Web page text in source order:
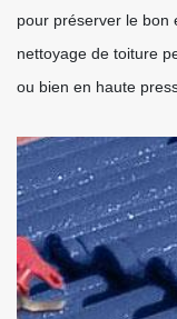
pour préserver le bon
nettoyage de toiture
ou bien en haute